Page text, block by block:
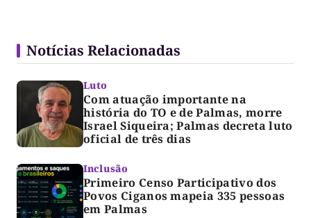
Notícias Relacionadas
Luto
Com atuação importante na
história do TO e de Palmas, morre
Israel Siqueira; Palmas decreta luto
oficial de três dias
Inclusão
Primeiro Censo Participativo dos
Povos Ciganos mapeia 335 pessoas
em Palmas